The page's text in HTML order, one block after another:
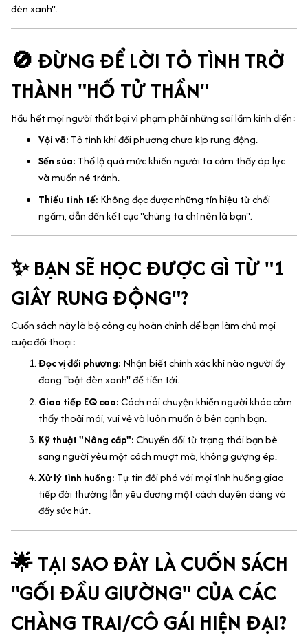
đèn xanh".
🚫 ĐỪNG ĐỂ LỜI TỎ TÌNH TRỞ
THÀNH "HỐ TỬ THẦN"
Hầu hết mọi người thất bại vì phạm phải những sai lầm kinh điển:
Vội vã: Tỏ tình khi đối phương chưa kịp rung động.
Sến súa: Thổ lộ quá mức khiến người ta cảm thấy áp lực
và muốn né tránh.
Thiếu tinh tế: Không đọc được những tín hiệu từ chối
ngầm, dẫn đến kết cục "chúng ta chỉ nên là bạn".
✨ BẠN SẼ HỌC ĐƯỢC GÌ TỪ "1
GIÂY RUNG ĐỘNG"?
Cuốn sách này là bộ công cụ hoàn chỉnh để bạn làm chủ mọi
cuộc đối thoại:
Đọc vị đối phương: Nhận biết chính xác khi nào người ấy
đang "bật đèn xanh" để tiến tới.
Giao tiếp EQ cao:Cách nói chuyện khiến người khác cảm
thấy thoải mái, vui vẻ và luôn muốn ở bên cạnh bạn.
Kỹ thuật "Nâng cấp":Chuyển đổi từ trạng thái bạn bè
sang người yêu một cách mượt mà, không gượng ép.
Xử lý tình huống: Tự tin đối phó với mọi tình huống giao
tiếp đời thường lẫn yêu đương một cách duyên dáng và
đầy sức hút.
🌟 TẠI SAO ĐÂY LÀ CUỐN SÁCH
"GỐI ĐẦU GIƯỜNG" CỦA CÁC
CHÀNG TRAI/CÔ GÁI HIỆN ĐẠI?